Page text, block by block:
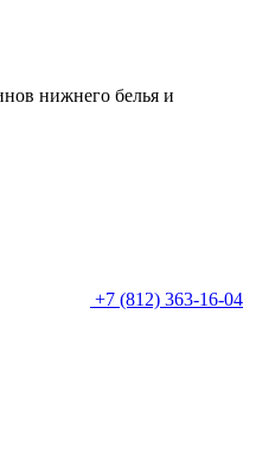
нижнего белья и
+7 (812) 363-16-04